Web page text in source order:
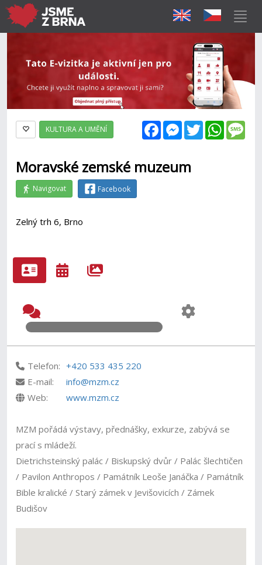
FacebookMessenger
Twitter
KULTURA A UMĚNÍ
Moravské zemské muzeum
Navigovat Facebook
Zelný trh 6, Brno
Telefon: +420 533 435 220
E-mail:
info@mzm.cz
Web:
www.mzm.cz
MZM pořádá výstavy, přednášky, exkurze, zabývá se
prací s mládeží.
Dietrichsteinský palác / Biskupský dvůr / Palác šlechtičen
/ Pavilon Anthropos / Památník Leoše Janáčka / Památník
Bible kralické / Starý zámek v Jevišovicích / Zámek
Budišov